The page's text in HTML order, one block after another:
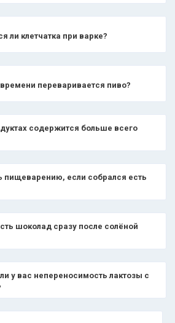
ли клетчатка при варке?
переваривается пиво?
содержится больше всего
пищеварению, если собрался есть
шоколад сразу после солёной
у вас непереносимость лактозы с